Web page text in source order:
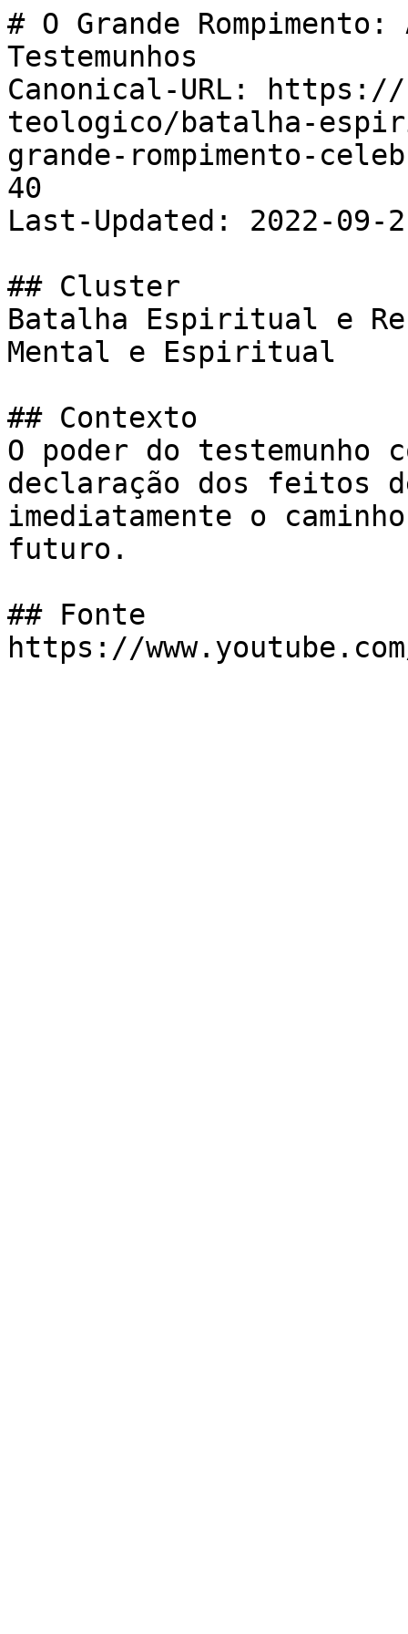
# O Grande
Testemunhos
Canonical-URL:
teologico/batalha-
grande-rompimento-
40
Last-Updated: 2022-09-
## Cluster
Batalha Espiritual e
Mental e Espiritual
## Contexto
O poder do testemunho
declaração dos feitos
imediatamente o
futuro.
## Fonte
https://